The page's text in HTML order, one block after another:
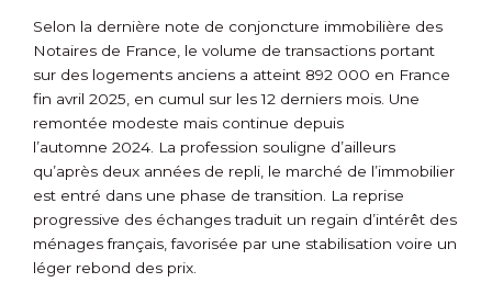
Selon la dernière note de conjoncture immobilière des
Notaires de France, le volume de transactions portant
sur des logements anciens a atteint 892 000 en France
fin avril 2025, en cumul sur les 12 derniers mois. Une
remontée modeste mais continue depuis
l’automne 2024. La profession souligne d’ailleurs
qu’après deux années de repli, le marché de l’immobilier
est entré dans une phase de transition. La reprise
progressive des échanges traduit un regain d’intérêt des
ménages français, favorisée par une stabilisation voire un
léger rebond des prix.